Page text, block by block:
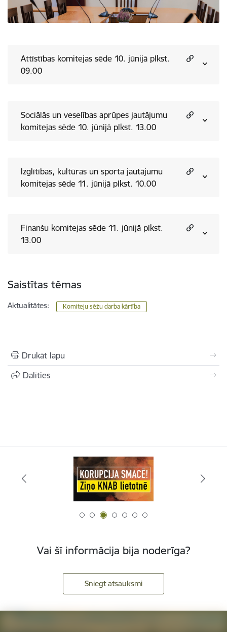
Attīstības komitejas sēde 10. jūnijā plkst.
09.00
Sociālās un veselības aprūpes jautājumu
komitejas sēde 10. jūnijā plkst. 13.00
Izglītības, kultūras un sporta jautājumu
komitejas sēde 11. jūnijā plkst. 10.00
Finanšu komitejas sēde 11. jūnijā plkst.
13.00
Saistītas tēmas
Aktualitātes: Komiteju sēžu darba kārtība
Drukāt lapu
Dalīties
Vai šī informācija bija noderīga?
Sniegt atsauksmi